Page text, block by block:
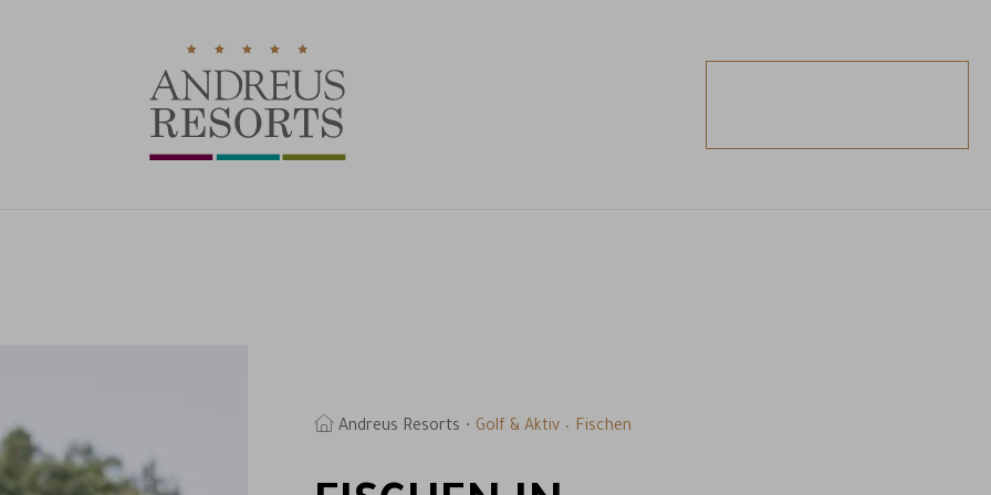
Andreus Resorts Golf & Aktiv Fischen